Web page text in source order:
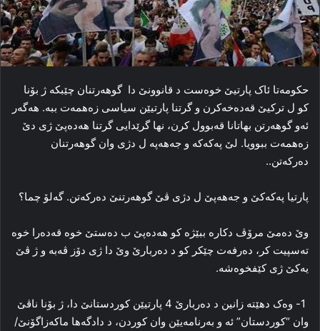
حكومه‌تا ئاک پارتیێ خوه‌ست د قانوونێ دا‌ گوهه‌رتنان چێبکه ژ بۆنا
کو ل تركیێ قه‌ده‌خه‌کرن و گرتنا پارتیێن سیاسی زه‌همه‌ت ببه‌. هه‌گه‌ر
ئەو گوهه‌رتن بهاتانا قه‌بوول کرن، نھا گرێدایی گرتنا ھەدەپێ ژی دێ
زه‌همه‌ت ببوویا. لێ پەكەكە و جەھەپە ل دژی وان گوھەرتنان
دەركەتن..
پارتیا پەکەکێ و جەهەپێ ل دژی ڤێ گوهه‌رتنێ ده‌رکه‌تن. گه‌لۆ چما؟
وێ ده‌مێ مرۆڤ دکاره‌ ببێژه‌ کو ھەدەپێ ب ده‌ستێ خوه‌ قه‌ده‌را خوه‌
ته‌سپیت کر، ده‌رفه‌ت چێکر کو د ده‌ربارێ وێ دا‌ ژی دۆز ڤه‌به‌ و ژ ڤێ
یه‌کێ ژی کێفخوه‌شه‌.
1- وه‌ک دھێتە زانین د ده‌ربارێ 4 پارتیێن کوردستانێ دا،‌ ژ بۆنا ناڤێ
وان “کوردستان” ئه‌ و به‌رنامه‌یێن وان کوردن، د دادگه‌ها ماکه‌زاگۆنێ/